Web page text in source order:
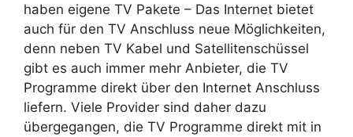
haben eigene TV Pakete – Das Internet bietet
auch für den TV Anschluss neue Möglichkeiten,
denn neben TV Kabel und Satellitenschüssel
gibt es auch immer mehr Anbieter, die TV
Programme direkt über den Internet Anschluss
liefern. Viele Provider sind daher dazu
übergegangen, die TV Programme direkt mit in